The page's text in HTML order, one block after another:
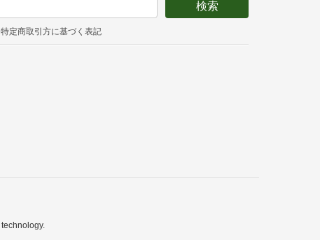
特定商取引方に基づく表記
technology.